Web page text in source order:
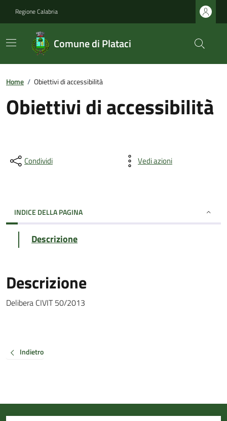
Regione Calabria
Comune di Plataci
Home / Obiettivi di accessibilità
Obiettivi di accessibilità
Condividi Vedi azioni
INDICE DELLA PAGINA
Descrizione
Descrizione
Delibera CIVIT 50/2013
Indietro